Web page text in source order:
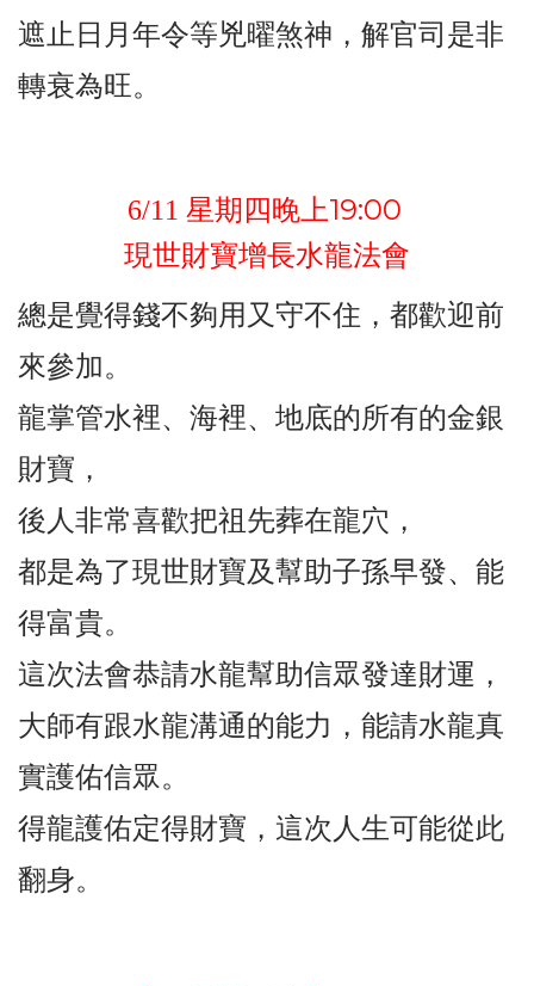
遮止日月年令等兇曜煞神，解官司是非
轉衰為旺。
6/11 星期四晚上19:00
現世財寶增長水龍法會
總是覺得錢不夠用又守不住，都歡迎前
來參加。
龍掌管水裡、海裡、地底的所有的金銀
財寶，
後人非常喜歡把祖先葬在龍穴，
都是為了現世財寶及幫助子孫早發、能
得富貴。
這次法會恭請水龍幫助信眾發達財運，
大師有跟水龍溝通的能力，能請水龍真
實護佑信眾。
得龍護佑定得財寶，這次人生可能從此
翻身。